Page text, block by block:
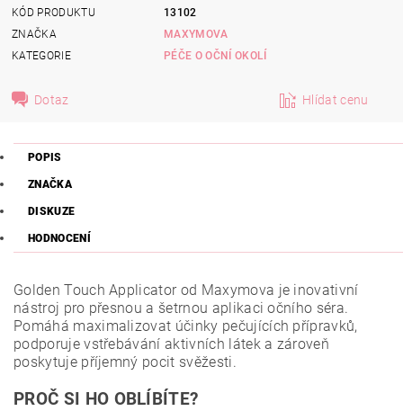
KÓD PRODUKTU
13102
ZNAČKA
MAXYMOVA
KATEGORIE
PÉČE O OČNÍ OKOLÍ
Dotaz Hlídat cenu
POPIS
ZNAČKA
DISKUZE
HODNOCENÍ
Golden Touch Applicator od Maxymova je inovativní
nástroj pro přesnou a šetrnou aplikaci očního séra.
Pomáhá maximalizovat účinky pečujících přípravků,
podporuje vstřebávání aktivních látek a zároveň
poskytuje příjemný pocit svěžesti.
PROČ SI HO OBLÍBÍTE?